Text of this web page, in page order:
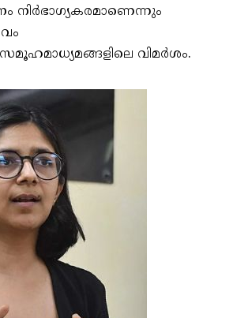
നിർഭാഗ്യകരമാണെന്നും
വിമർശം.